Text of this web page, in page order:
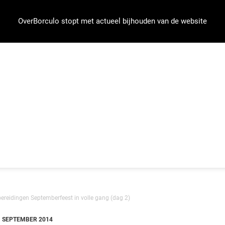
OverBorculo stopt met actueel bijhouden van de website
Septemberfeest in volle gang (dag 2)
SEPTEMBER 2014